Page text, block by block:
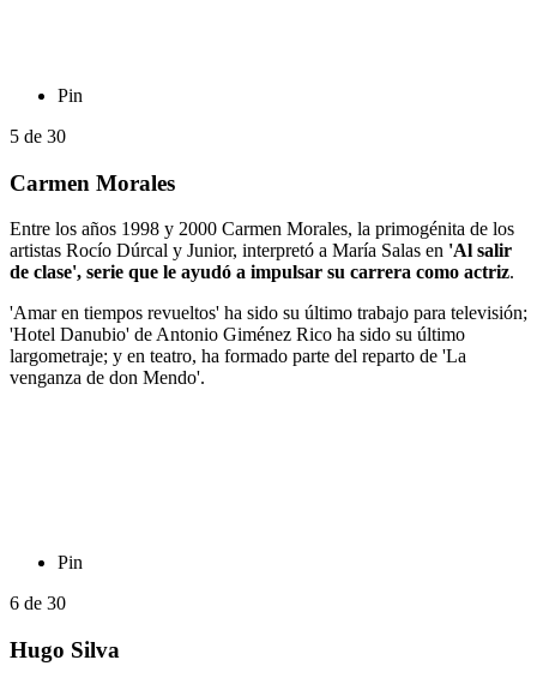
Pin
5 de 30
Carmen Morales
Entre los años 1998 y 2000 Carmen Morales, la primogénita de los
artistas Rocío Dúrcal y Junior, interpretó a María Salas en 'Al salir
de clase', serie que le ayudó a impulsar su carrera como actriz.
'Amar en tiempos revueltos' ha sido su último trabajo para televisión;
'Hotel Danubio' de Antonio Giménez Rico ha sido su último
largometraje; y en teatro, ha formado parte del reparto de 'La
venganza de don Mendo'.
Pin
6 de 30
Hugo Silva